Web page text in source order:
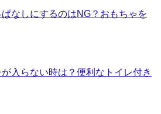
なしにするのはNG？おもちゃを
入らない時は？便利なトイレ付き